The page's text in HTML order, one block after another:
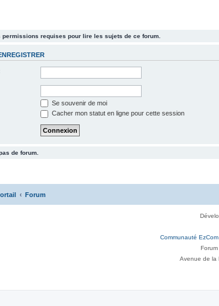
permissions requises pour lire les sujets de ce forum.
Se souvenir de moi
Cacher mon statut en ligne pour cette session
de forum.
Forum
Communauté EzCom
Avenue de la